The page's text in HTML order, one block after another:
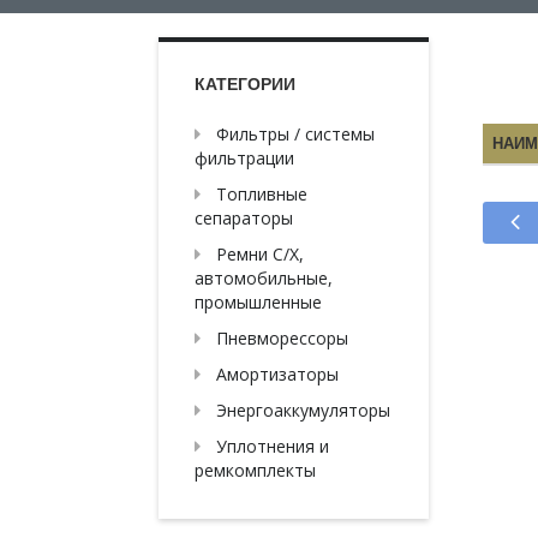
КАТЕГОРИИ
Фильтры / системы
фильтрации
Топливные
сепараторы
Ремни С/Х,
автомобильные,
промышленные
Пневморессоры
Амортизаторы
Энергоаккумуляторы
Уплотнения и
ремкомплекты